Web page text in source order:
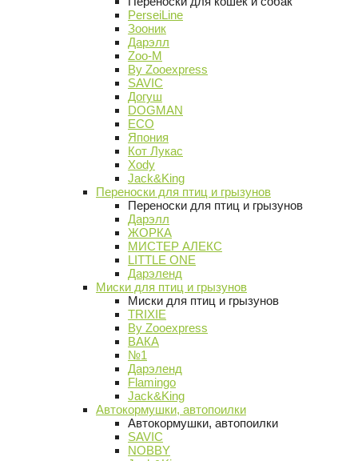
PerseiLine
Зооник
Дарэлл
Zoo-M
By Zooexpress
SAVIC
Догуш
DOGMAN
ECO
Япония
Кот Лукас
Xody
Jack&King
Переноски для птиц и грызунов
Переноски для птиц и грызунов
Дарэлл
ЖОРКА
МИСТЕР АЛЕКС
LITTLE ONE
Дарэленд
Миски для птиц и грызунов
Миски для птиц и грызунов
TRIXIE
By Zooexpress
ВАКА
№1
Дарэленд
Flamingo
Jack&King
Автокормушки, автопоилки
Автокормушки, автопоилки
SAVIC
NOBBY